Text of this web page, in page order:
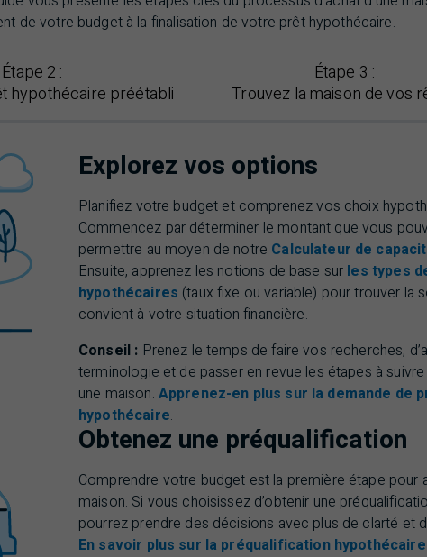
de votre budget à la finalisation de votre prêt hypothécaire.
Étape 2 :
hypothécaire préétabli
Étape 3 :
Trouvez la maison de vos
Explorez vos options
Planifiez votre budget et comprenez vos choix
Commencez par déterminer le montant que vous
permettre au moyen de notre Calculateur de
Ensuite, apprenez les notions de base sur les types
hypothécaires (taux fixe ou variable) pour trouver la
convient à votre situation financière.
Conseil : Prenez le temps de faire vos recherches,
terminologie et de passer en revue les étapes à
une maison. Apprenez-en plus sur la demande de
hypothécaire.
Obtenez une préqualification
Comprendre votre budget est la première étape pour
maison. Si vous choisissez d’obtenir une
pourrez prendre des décisions avec plus de clarté et
En savoir plus sur la préqualification hypothécaire